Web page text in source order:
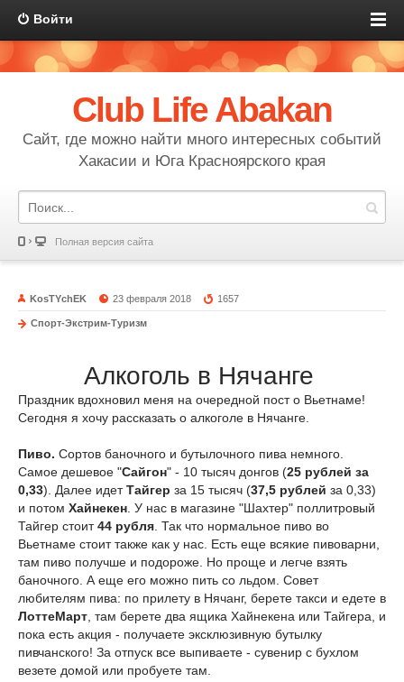
Войти
Club Life Abakan
Сайт, где можно найти много интересных событий
Хакасии и Юга Красноярского края
Полная версия сайта
KosTYchEK 23 февраля 2018 1657
Спорт-Экстрим-Туризм
Алкоголь в Нячанге
Праздник вдохновил меня на очередной пост о Вьетнаме!
Сегодня я хочу рассказать о алкоголе в Нячанге.
Пиво. Сортов баночного и бутылочного пива немного.
Самое дешевое "Сайгон" - 10 тысяч донгов (25 рублей за
0,33). Далее идетТайгер за 15 тысяч (37,5 рублей за 0,33)
и потом Хайнекен . У нас в магазине "Шахтер" поллитровый
Тайгер стоит44 рубля . Так что нормальное пиво во
Вьетнаме стоит также как у нас. Есть еще всякие пивоварни,
там пиво получше и подороже. Но проще и легче взять
баночного. А еще его можно пить со льдом. Совет
любителям пива: по прилету в Нячанг, берете такси и едете в
ЛоттеМарт , там берете два ящика Хайнекена или Тайгера, и
пока есть акция - получаете эксклюзивную бутылку
пивчанского! За отпуск все выпиваете - сувенир с бухлом
везете домой или пробуете там.